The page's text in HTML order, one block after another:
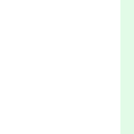
tốt nhất
hài lòng về
hệ với chúng